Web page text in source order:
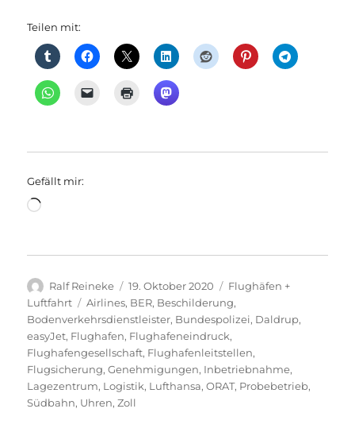
Teilen mit:
Gefällt mir:
Wird
Autor
Ralf Reineke
Veröffentlicht
am
19. Oktober 2020 Kategorien
Flughäfen +
Luftfahrt
Schlagwörter
Airlines, BER, Beschilderung,
Bodenverkehrsdienstleister, Bundespolizei, Daldrup,
easyJet, Flughafen, Flughafeneindruck,
Flughafengesellschaft, Flughafenleitstellen,
Flugsicherung,Genehmigungen, Inbetriebnahme,
Lagezentrum, Logistik, Lufthansa,ORAT, Probebetrieb,
Südbahn, Uhren,Zoll